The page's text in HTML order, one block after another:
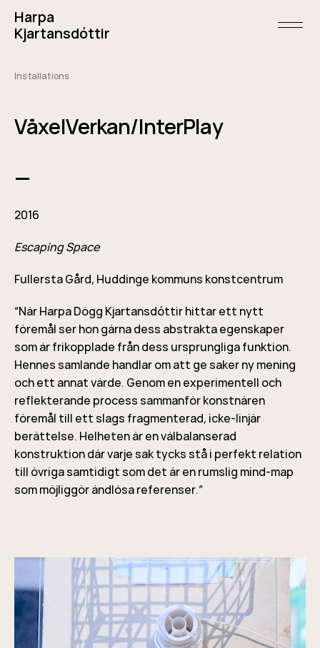
content
Harpa
Kjartansdóttir
open/
Installations
VäxelVerkan/InterPlay
—
2016
Escaping Space
Fullersta Gård, Huddinge kommuns konstcentrum
“När Harpa Dögg Kjartansdóttir hittar ett nytt
föremål ser hon gärna dess abstrakta egenskaper
som är frikopplade från dess ursprungliga funktion.
Hennes samlande handlar om att ge saker ny mening
och ett annat värde. Genom en experimentell och
reflekterande process sammanför konstnären
föremål till ett slags fragmenterad, icke-linjär
berättelse. Helheten är en välbalanserad
konstruktion där varje sak tycks stå i perfekt relation
till övriga samtidigt som det är en rumslig mind-map
som möjliggör ändlösa referenser.”